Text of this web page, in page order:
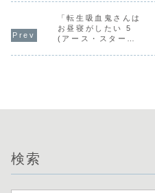
「転生吸血鬼さんは
お昼寝がしたい 5
(アース・スターノ
検索